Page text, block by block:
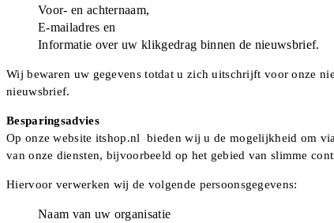
Voor- en achternaam,
E-mailadres en
Informatie over uw klikgedrag binnen de nieuwsbrief.
Wij bewaren uw gegevens totdat u zich uitschrijft voor onze
nieuwsbrief.
Besparingsadvies
Op onze website itshop.nl bieden wij u de mogelijkheid om
van onze diensten, bijvoorbeeld op het gebied van slimme
Hiervoor verwerken wij de volgende persoonsgegevens:
Naam van uw organisatie